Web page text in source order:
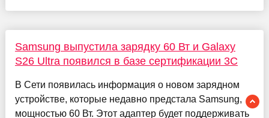
Samsung выпустила зарядку 60 Вт и Galaxy
S26 Ultra появился в базе сертификации 3C
В Сети появилась информация о новом зарядном
устройстве, которые недавно предстала Samsung,
мощностью 60 Вт. Этот адаптер будет поддерживать